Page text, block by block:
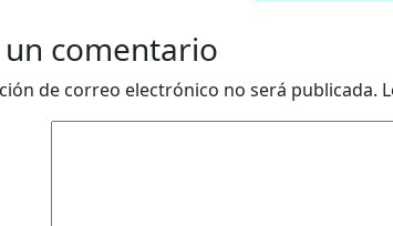
un comentario
de correo electrónico no será publicada.